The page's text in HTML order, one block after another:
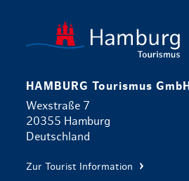
HAMBURG Tourismus GmbH
Wexstraße 7
20355 Hamburg
Deutschland
Zur Tourist Information